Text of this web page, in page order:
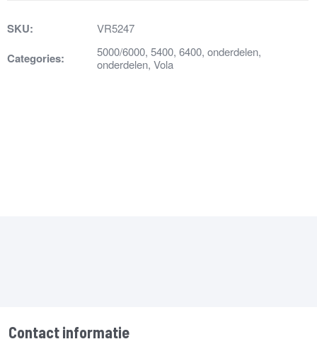
SKU: VR5247
Categories: 5000/6000, 5400, 6400, onderdelen,
onderdelen, Vola
Contact informatie